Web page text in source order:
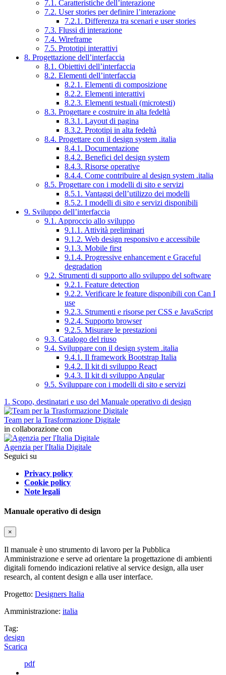
7.1. Caratteristiche dell’interazione
7.2. User stories per definire l’interazione
7.2.1. Differenza tra scenari e user stories
7.3. Flussi di interazione
7.4. Wireframe
7.5. Prototipi interattivi
8. Progettazione dell’interfaccia
8.1. Obiettivi dell’interfaccia
8.2. Elementi dell’interfaccia
8.2.1. Elementi di composizione
8.2.2. Elementi interattivi
8.2.3. Elementi testuali (microtesti)
8.3. Progettare e costruire in alta fedeltà
8.3.1. Layout di pagina
8.3.2. Prototipi in alta fedeltà
8.4. Progettare con il design system .italia
8.4.1. Documentazione
8.4.2. Benefici del design system
8.4.3. Risorse operative
8.4.4. Come contribuire al design system .italia
8.5. Progettare con i modelli di sito e servizi
8.5.1. Vantaggi dell’utilizzo dei modelli
8.5.2. I modelli di sito e servizi disponibili
9. Sviluppo dell’interfaccia
9.1. Approccio allo sviluppo
9.1.1. Attività preliminari
9.1.2. Web design responsivo e accessibile
9.1.3. Mobile first
9.1.4. Progressive enhancement e Graceful
degradation
9.2. Strumenti di supporto allo sviluppo del software
9.2.1. Feature detection
9.2.2. Verificare le feature disponibili con Can I
use
9.2.3. Strumenti e risorse per CSS e JavaScript
9.2.4. Supporto browser
9.2.5. Misurare le prestazioni
9.3. Catalogo del riuso
9.4. Sviluppare con il design system .italia
9.4.1. Il framework Bootstrap Italia
9.4.2. Il kit di sviluppo React
9.4.3. Il kit di sviluppo Angular
9.5. Sviluppare con i modelli di sito e servizi
1. Scopo, destinatari e uso del Manuale operativo di design
Team per la Trasformazione Digitale
in collaborazione con
Agenzia per l'Italia Digitale
Seguici su
Privacy policy
Cookie policy
Note legali
Manuale operativo di design
×
Il manuale è uno strumento di lavoro per la Pubblica
Amministrazione e serve ad orientare la progettazione di ambienti
digitali fornendo indicazioni relative al service design, alla user
research, al content design e alla user interface.
Progetto: Designers Italia
Amministrazione: italia
Tag:
design
Scarica
pdf